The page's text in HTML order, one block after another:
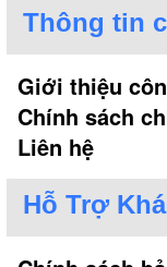
Thông tin
Giới thiệu
Chính sách
Liên hệ
Hỗ Trợ